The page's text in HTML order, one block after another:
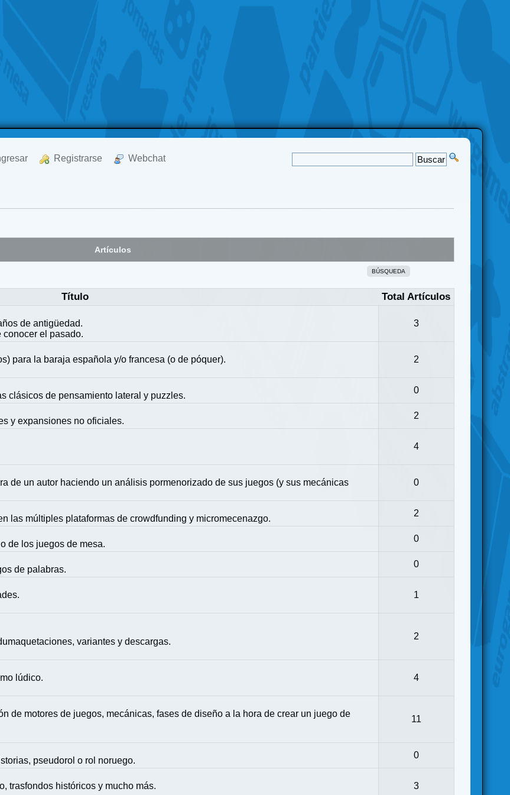
Registrarse Webchat
Artículos
BÚSQUEDA
Título Total Artículos
de antigüedad.
conocer el pasado.
3
para la baraja española y/o francesa (o de póquer).
2
clásicos de pensamiento lateral y puzzles.
0
y expansiones no oficiales.
2
4
de un autor haciendo un análisis pormenorizado de sus juegos (y sus mecánicas
0
las múltiples plataformas de crowdfunding y micromecenazgo.
2
de los juegos de mesa.
0
de palabras.
0
1
variantes y descargas.
2
lúdico.
4
de motores de juegos, mecánicas, fases de diseño a la hora de crear un juego de
11
pseudorol o rol noruego.
0
trasfondos históricos y mucho más.
3